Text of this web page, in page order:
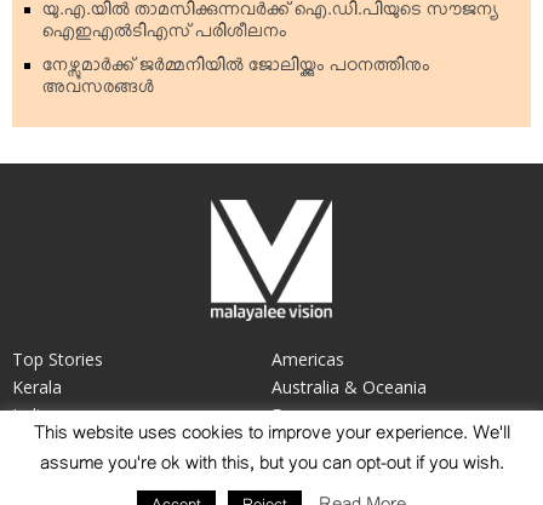
യു.എ.യില്‍ താമസിക്കുന്നവര്‍ക്ക് ഐ.ഡി.പിയുടെ സൗജന്യ
ഐഇഎല്‍ടിഎസ് പരിശീലനം
നേഴ്സുമാര്‍ക്ക് ജര്‍മ്മനിയില്‍ ജോലിയ്ക്കും പഠനത്തിനും
അവസരങ്ങള്‍
Top Stories
Kerala
India
World
Cinema
Americas
Australia & Oceania
Europe
Middle East & Gulf
United Kingdom
Others
This website uses cookies to improve your experience. We'll
assume you're ok with this, but you can opt-out if you wish.